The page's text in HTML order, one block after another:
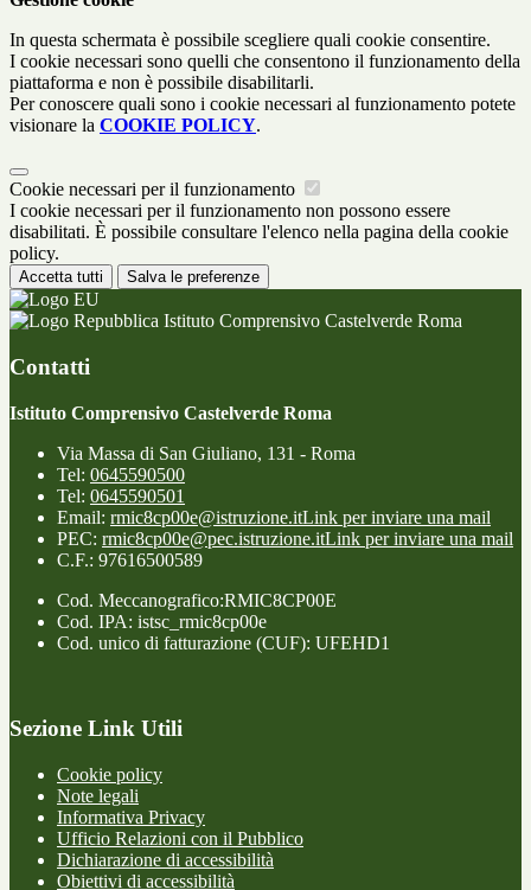
In questa schermata è possibile scegliere quali cookie consentire.
I cookie necessari sono quelli che consentono il funzionamento della
piattaforma e non è possibile disabilitarli.
Per conoscere quali sono i cookie necessari al funzionamento potete
visionare la COOKIE POLICY.
Cookie necessari per il funzionamento
I cookie necessari per il funzionamento non possono essere
disabilitati. È possibile consultare l'elenco nella pagina della cookie
policy.
Accetta tutti Salva le preferenze
Istituto Comprensivo Castelverde Roma
Contatti
Istituto Comprensivo Castelverde Roma
Via Massa di San Giuliano, 131 - Roma
Tel: 0645590500
Tel: 0645590501
Email: rmic8cp00e@istruzione.itLink per inviare una mail
PEC: rmic8cp00e@pec.istruzione.itLink per inviare una mail
C.F.: 97616500589
Cod. Meccanografico:RMIC8CP00E
Cod. IPA: istsc_rmic8cp00e
Cod. unico di fatturazione (CUF): UFEHD1
Sezione Link Utili
Cookie policy
Note legali
Informativa Privacy
Ufficio Relazioni con il Pubblico
Dichiarazione di accessibilità
Obiettivi di accessibilità